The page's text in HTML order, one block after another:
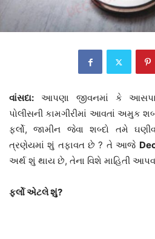
વાંસદા: આપણા જીવનમાં કે
પોલીસની કામગીરીમાં આવતાં અમુક
ફર્લો, જામીન જેવા શબ્દો તમે
ત્રણેયમાં શું તફાવત છે ? તે આજે
અર્થ શું થાય છે, તેના વિશે માહિતી
ફર્લો એટલે શું?